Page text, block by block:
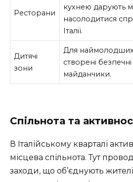
Ресторани
кухнею дарують
насолодитися
Італії.
Дитячі
зони
Для
створені безпечні
майданчики.
Спільнота та
В Італійському кварталі
місцева спільнота. Тут
заходи, що об’єднують